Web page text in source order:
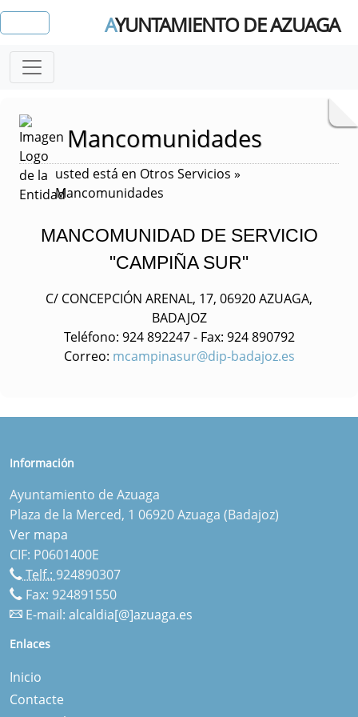
AYUNTAMIENTO DE AZUAGA
Mancomunidades
usted está en Otros Servicios »
Mancomunidades
MANCOMUNIDAD DE SERVICIO
"CAMPIÑA SUR"
C/ CONCEPCIÓN ARENAL, 17, 06920 AZUAGA,
BADAJOZ
Teléfono: 924 892247 - Fax: 924 890792
Correo: mcampinasur@dip-badajoz.es
Información
Ayuntamiento de Azuaga
Plaza de la Merced, 1 06920 Azuaga (Badajoz)
Ver mapa
CIF: P0601400E
Telf.: 924890307
Fax: 924891550
E-mail: alcaldia[@]azuaga.es
Enlaces
Inicio
Contacte